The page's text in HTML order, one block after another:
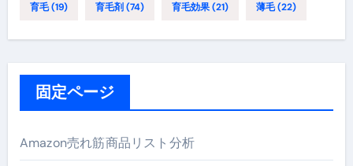
育毛(19) 育毛剤 (74) 育毛効果(21) 薄毛(22)
固定ページ
Amazon売れ筋商品リスト分析